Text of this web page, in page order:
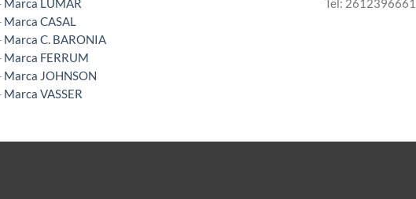
Marca LUMAR
Marca CASAL
Marca C. BARONIA
Marca FERRUM
Marca JOHNSON
Marca VASSER
Tel: